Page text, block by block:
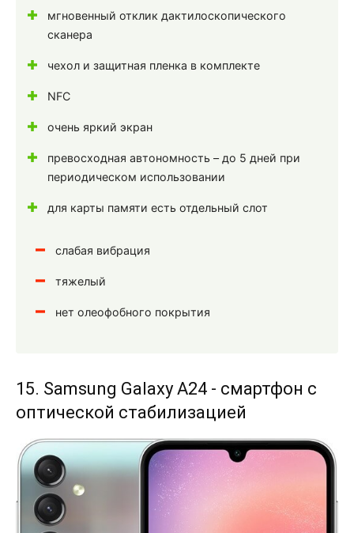
мгновенный отклик дактилоскопического
сканера
чехол и защитная пленка в комплекте
NFC
очень яркий экран
превосходная автономность – до 5 дней при
периодическом использовании
для карты памяти есть отдельный слот
слабая вибрация
тяжелый
нет олеофобного покрытия
15. Samsung Galaxy A24 - смартфон с
оптической стабилизацией